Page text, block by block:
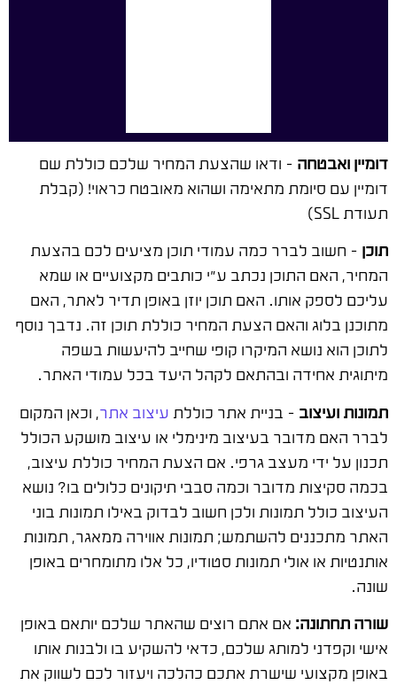
דומיין ואבטחה – ודאו שהצעת המחיר שלכם כוללת שם
דומיין עם סיומת מתאימה ושהוא מאובטח כראוי! (קבלת
תעודת SSL)
תוכן – חשוב לברר כמה עמודי תוכן מציעים לכם בהצעת
המחיר, האם התוכן נכתב ע"י כותבים מקצועיים או שמא
עליכם לספק אותו. האם תוכן יוזן באופן תדיר לאתר, האם
מתוכנן בלוג והאם הצעת המחיר כוללת תוכן זה. נדבך נוסף
לתוכן הוא נושא המיקרו קופי שחייב להיעשות בשפה
מיתוגית אחידה ובהתאם לקהל היעד בכל עמודי האתר.
תמונות ועיצוב – בניית אתר כוללת עיצוב אתר, וכאן המקום
לברר האם מדובר בעיצוב מינימלי או עיצוב מושקע הכולל
תכנון על ידי מעצב גרפי. אם הצעת המחיר כוללת עיצוב,
בכמה סקיצות מדובר וכמה סבבי תיקונים כלולים בו? נושא
העיצוב כולל תמונות ולכן חשוב לבדוק באילו תמונות בוני
האתר מתכננים להשתמש; תמונות אווירה ממאגר, תמונות
אותנטיות או אולי תמונות סטודיו, כל אלו מתומחרים באופן
שונה.
שורה תחתונה: אם אתם רוצים שהאתר שלכם יותאם באופן
אישי וקפדני למותג שלכם, כדאי להשקיע בו ולבנות אותו
באופן מקצועי שישרת אתכם כהלכה ויעזור לכם לשווק את